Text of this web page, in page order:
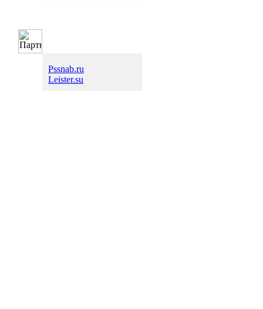
Pssnab.ru
Leister.su